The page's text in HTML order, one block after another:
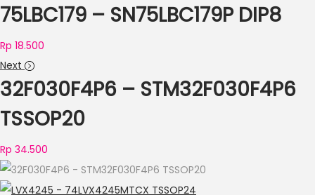
75LBC179 – SN75LBC179P DIP8
Rp 18.500
Next
32F030F4P6 – STM32F030F4P6
TSSOP20
Rp 34.500